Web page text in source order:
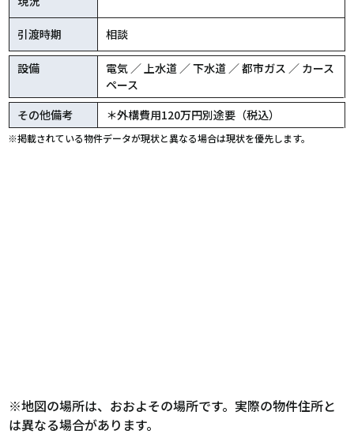
引渡時期 相談
設備
電気 ／ 上水道 ／ 下水道 ／ 都市ガス ／ カース
ペース
その他備考
＊外構費用120万円別途要（税込）
※掲載されている物件データが現状と異なる場合は現状を優先します。
※地図の場所は、おおよその場所です。実際の物件住所と
は異なる場合があります。